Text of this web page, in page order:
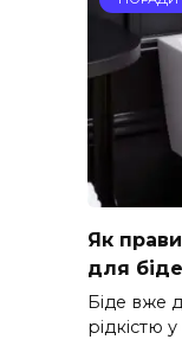
Як
для
Біде вже
рідкістю